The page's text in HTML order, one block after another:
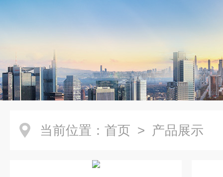
当前位置： 首页 > 产品展示